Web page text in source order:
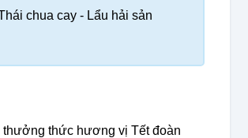
chua cay - Lẩu hải sản
thức hương vị Tết đoàn